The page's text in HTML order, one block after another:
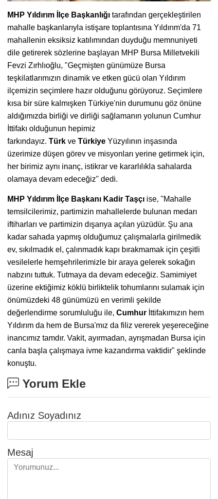
MHP Yıldırım İlçe Başkanlığı tarafından gerçekleştirilen
mahalle başkanlarıyla istişare toplantısına Yıldırım'da 71
mahallenin eksiksiz katılımından duyduğu memnuniyeti
dile getirerek sözlerine başlayan MHP Bursa Milletvekili
Fevzi Zırhlıoğlu, "Geçmişten günümüze Bursa
teşkilatlarımızın dinamik ve etken gücü olan Yıldırım
ilçemizin seçimlere hazır olduğunu görüyoruz. Seçimlere
kısa bir süre kalmışken Türkiye'nin durumunu göz önüne
aldığımızda birliği ve dirliği sağlamanın yolunun Cumhur
İttifakı olduğunun hepimiz
farkındayız. Türk ve Türkiye Yüzyılının inşasında
üzerimize düşen görev ve misyonları yerine getirmek için,
her birimiz aynı inanç, istikrar ve kararlılıkla sahalarda
olamaya devam edeceğiz'' dedi.
MHP Yıldırım İlçe Başkanı Kadir Taşçı ise, ''Mahalle
temsilcilerimiz, partimizin mahallelerde bulunan medarı
iftiharları ve partimizin dışarıya açılan yüzüdür. Şu ana
kadar sahada yapmış olduğumuz çalışmalarla girilmedik
ev, sıkılmadık el, çalınmadık kapı bırakmamak için çeşitli
vesilelerle hemşehrilerimizle bir araya gelerek sokağın
nabzını tuttuk. Tutmaya da devam edeceğiz. Samimiyet
üzerine ektiğimiz köklü birliktelik tohumlarını sulamak için
önümüzdeki 48 günümüzü en verimli şekilde
değerlendirme sorumluluğu ile, Cumhur İttifakımızın hem
Yıldırım da hem de Bursa'mız da filiz vererek yeşereceğine
inancımız tamdır. Vakit, ayırmadan, ayrışmadan Bursa için
canla başla çalışmaya ivme kazandırma vaktidir" şeklinde
konuştu.
Yorum Ekle
Adınız Soyadınız
Mesaj